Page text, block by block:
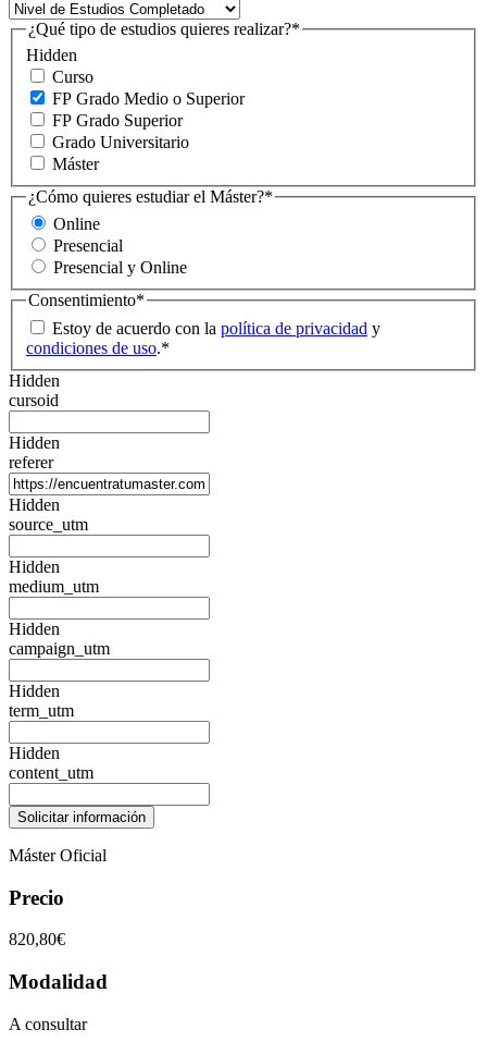
Hidden
¿Qué tipo de estudios quieres realizar?*
Curso
FP Grado Medio o Superior
FP Grado Superior
Grado Universitario
Máster
¿Cómo quieres estudiar el Máster?*
Online
Presencial
Presencial y Online
Consentimiento*
Estoy de acuerdo con la política de privacidad y
condiciones de uso.*
Hidden
cursoid
Hidden
referer
Hidden
source_utm
Hidden
medium_utm
Hidden
campaign_utm
Hidden
term_utm
Hidden
content_utm
Máster Oficial
Precio
820,80€
Modalidad
A consultar